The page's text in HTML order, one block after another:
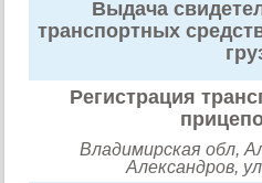
Выдача
транспортных
Регистрация
Владимирская обл,
Александров,